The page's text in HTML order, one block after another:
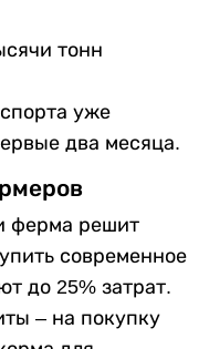
тонн
уже
два месяца.
ферма решит
современное
до 25% затрат.
– на покупку